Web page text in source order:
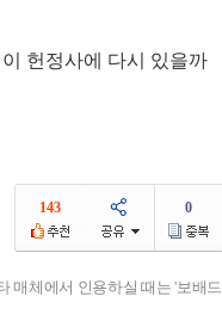
헌정사에 다시 있을까
143 0
매체에서 인용하실 때는 '보배